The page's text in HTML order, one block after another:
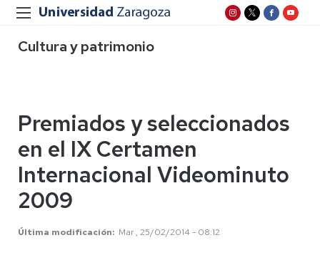
Cultura y patrimonio
Premiados y seleccionados
en el IX Certamen
Internacional Videominuto
2009
Última modificación Mar , 25/02/2014 - 08:12